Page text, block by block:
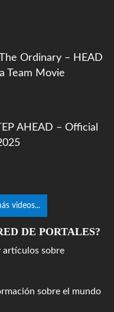
Ordinary – HEAD
Team Movie
AHEAD – Official
videos...
DE PORTALES?
artículos sobre
sobre el mundo